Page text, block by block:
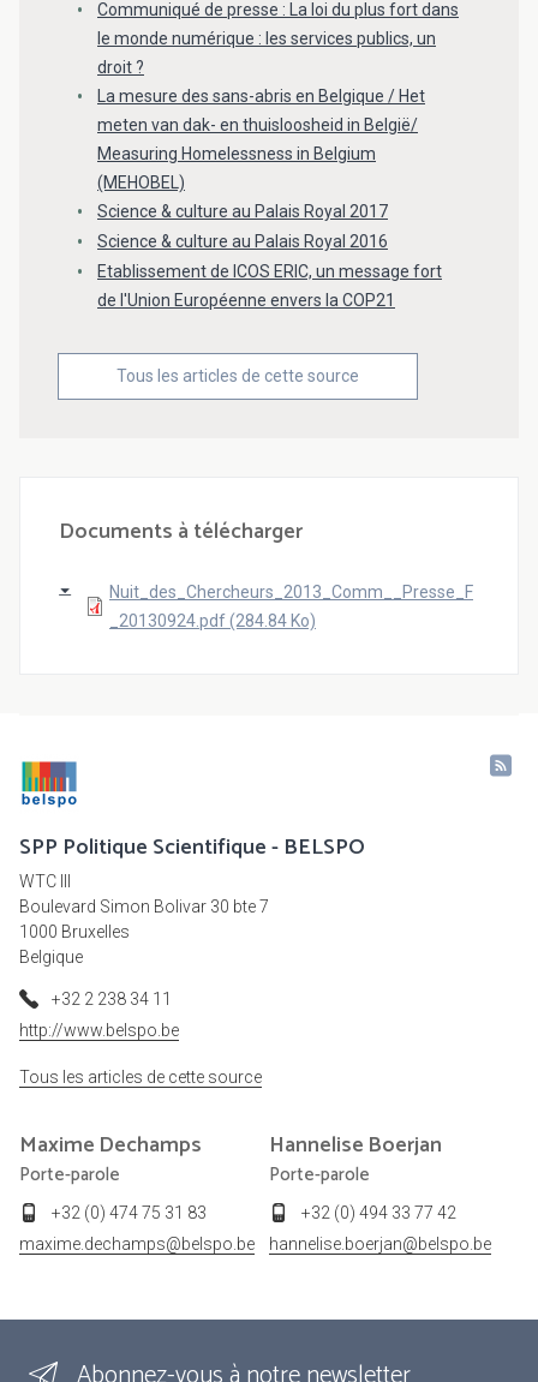
Communiqué de presse : La loi du plus fort dans
le monde numérique : les services publics, un
droit ?
La mesure des sans-abris en Belgique / Het
meten van dak- en thuisloosheid in België/
Measuring Homelessness in Belgium
(MEHOBEL)
Science & culture au Palais Royal 2017
Science & culture au Palais Royal 2016
Etablissement de ICOS ERIC, un message fort
de l'Union Européenne envers la COP21
Tous les articles de cette source
Documents à télécharger
Nuit_des_Chercheurs_2013_Comm__Presse_F
_20130924.pdf (284.84 Ko)
SPP Politique Scientifique - BELSPO
WTC III
Boulevard Simon Bolivar 30 bte 7
1000 Bruxelles
Belgique
+32 2 238 34 11
http://www.belspo.be
Tous les articles de cette source
Maxime Dechamps
Porte-parole
+32 (0) 474 75 31 83
maxime.dechamps@belspo.be
Hannelise Boerjan
Porte-parole
+32 (0) 494 33 77 42
hannelise.boerjan@belspo.be